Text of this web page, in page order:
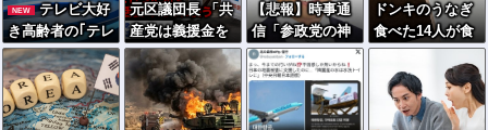
NEW
テレビ大好
き高齢者の｢テレ
ビ離れ｣が始まっ
た…
元区議団長 「共
産党は義援金を
被災地に持って
はいく。が、持
って行った先で
党の活動のため
【悲報】時事通
信「参政党の神
谷代表が消費減
税は天下の愚策
と批判してる
ぞ！」 → 安藤
ドンキのうなぎ
食べた14人が食
中毒…3歳児から
75歳まで被害